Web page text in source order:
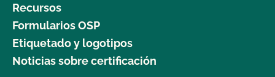
Recursos
Formularios OSP
Etiquetado y logotipos
Noticias sobre certificación